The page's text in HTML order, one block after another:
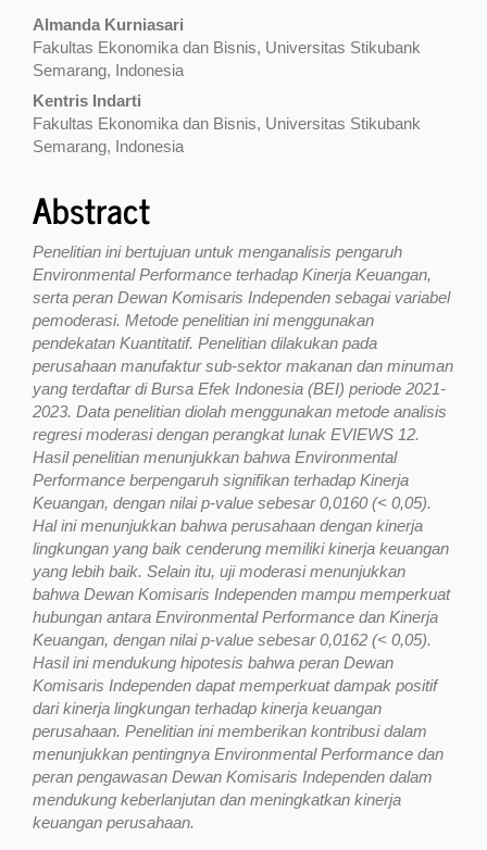
Main
Article
Content
Almanda Kurniasari
Fakultas Ekonomika dan Bisnis, Universitas Stikubank
Semarang, Indonesia
Kentris Indarti
Fakultas Ekonomika dan Bisnis, Universitas Stikubank
Semarang, Indonesia
Abstract
Penelitian ini bertujuan untuk menganalisis pengaruh
Environmental Performance terhadap Kinerja Keuangan,
serta peran Dewan Komisaris Independen sebagai variabel
pemoderasi. Metode penelitian ini menggunakan
pendekatan Kuantitatif. Penelitian dilakukan pada
perusahaan manufaktur sub-sektor makanan dan minuman
yang terdaftar di Bursa Efek Indonesia (BEI) periode 2021-
2023. Data penelitian diolah menggunakan metode analisis
regresi moderasi dengan perangkat lunak EVIEWS 12.
Hasil penelitian menunjukkan bahwa Environmental
Performance berpengaruh signifikan terhadap Kinerja
Keuangan, dengan nilai p-value sebesar 0,0160 (< 0,05).
Hal ini menunjukkan bahwa perusahaan dengan kinerja
lingkungan yang baik cenderung memiliki kinerja keuangan
yang lebih baik. Selain itu, uji moderasi menunjukkan
bahwa Dewan Komisaris Independen mampu memperkuat
hubungan antara Environmental Performance dan Kinerja
Keuangan, dengan nilai p-value sebesar 0,0162 (< 0,05).
Hasil ini mendukung hipotesis bahwa peran Dewan
Komisaris Independen dapat memperkuat dampak positif
dari kinerja lingkungan terhadap kinerja keuangan
perusahaan. Penelitian ini memberikan kontribusi dalam
menunjukkan pentingnya Environmental Performance dan
peran pengawasan Dewan Komisaris Independen dalam
mendukung keberlanjutan dan meningkatkan kinerja
keuangan perusahaan.